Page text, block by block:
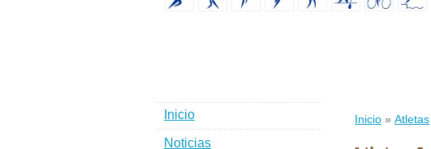
Inicio » Atletas
Inicio
Noticias